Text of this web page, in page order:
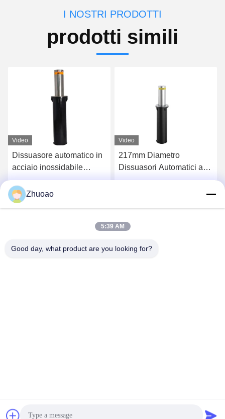
I NOSTRI PRODOTTI
prodotti simili
Video
Dissuasore automatico in
acciaio inossidabile
304/316 con grado di
protezione IP68, altezza
600 mm-1000 mm, per
Ottieni il miglior prezzo
Video
217mm Diametro
Dissuasori Automatici ad
Alta Sicurezza con Grado
Cina Buona qualità Bitte automatiche Fornitore. 2024-2026 Beijing
Zhuoao
5:39 AM
Good day, what product are you looking for?